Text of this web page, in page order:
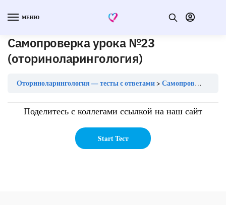
МЕНЮ
Самопроверка урока №23
(оториноларингология)
Оториноларингология — тесты с ответами Самопроверка урока №23 (оториноларингология)
Поделитесь с коллегами ссылкой на наш сайт